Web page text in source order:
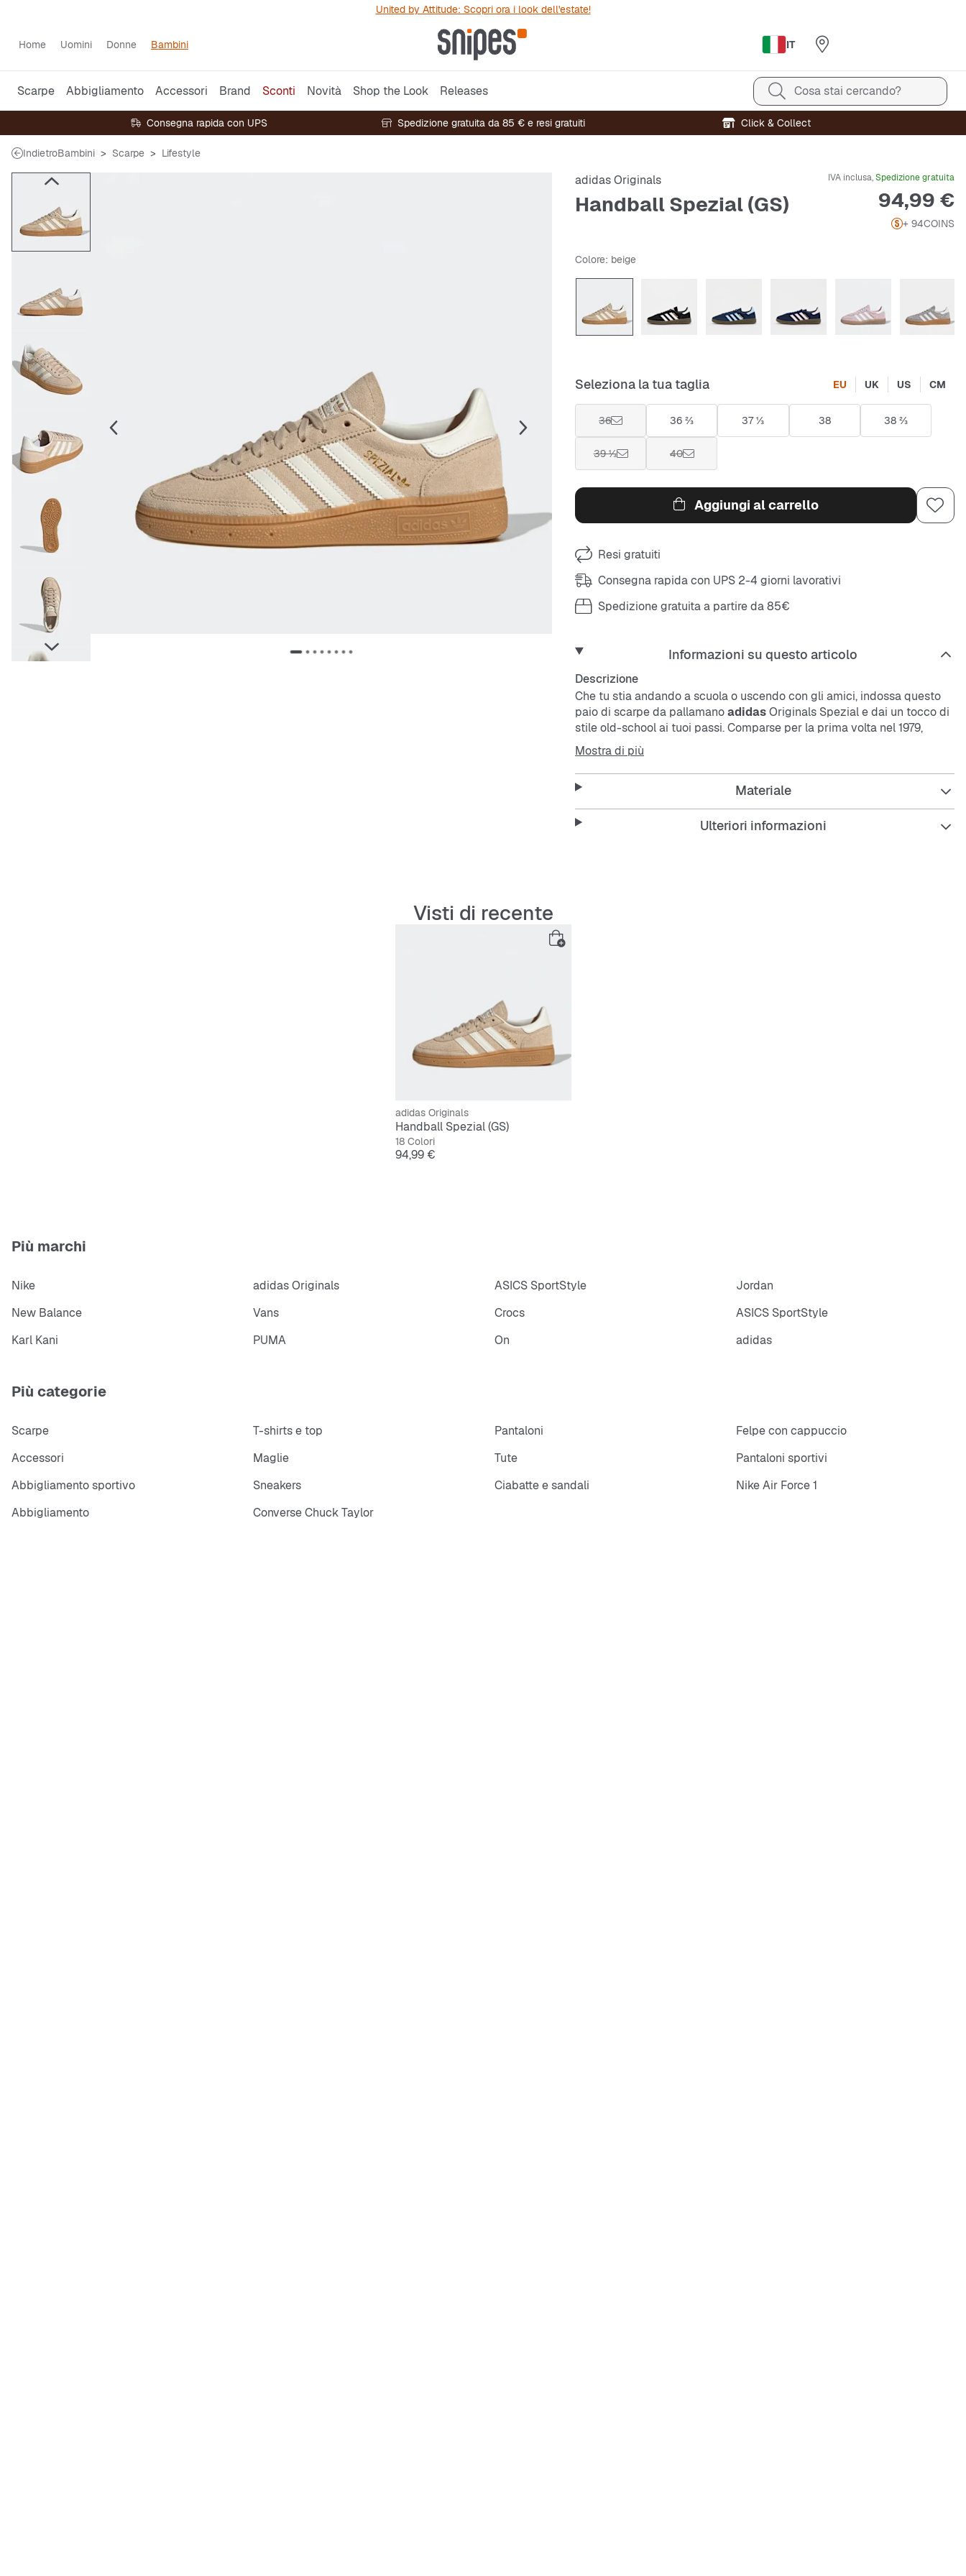
United by Attitude: Scopri ora i look dell'estate!
Home Uomini Donne Bambini IT
Scarpe Abbigliamento Accessori Brand Sconti Novità Shop the Look Releases Cosa stai cercando?
Consegna rapida con UPS Spedizione gratuita da 85 € e resi gratuiti Click & Collect
IndietroBambini Scarpe Lifestyle
adidas Originals
Handball Spezial (GS)
IVA inclusa,Spedizione gratuita
Prezzo
94,99 €
+ 94COINS
Colore: beige
Seleziona la tua taglia EU UK US CM
36 36 ⅔ 37 ⅓ 38 38 ⅔
39 ⅓ 40
Aggiungi al carrello
Resi gratuiti
Consegna rapida con UPS 2-4 giorni lavorativi
Spedizione gratuita a partire da 85€
Informazioni su questo articolo
Descrizione
Che tu stia andando a scuola o uscendo con gli amici, indossa questo
paio di scarpe da pallamanoadidasOriginals Spezial e dai un tocco di
stile old-school ai tuoi passi. Comparse per la prima volta nel 1979,
queste scarpe in versione junior fondono l'autentico stile degli anni '70
con la praticità contemporanea. La tomaia in suede dalle tonalità vivaci
dona a queste scarpe un look energico, mentre la suola in gomma
preformata offre un ottimo grip per permetterti di andare con sicurezza
ovunque ti porti la giornata.
Mostra di più
Materiale
Ulteriori informazioni
Visti di recente
adidas Originals
Handball Spezial (GS)
18 Colori
Prezzo
94,99 €
Più marchi
Nike adidas Originals ASICS SportStyle
Jordan
New Balance
Vans Crocs
ASICS SportStyle
Karl Kani
PUMA On adidas
Più categorie
Scarpe T-shirts e top Pantaloni
Felpe con cappuccio
Accessori
Maglie Tute
Pantaloni sportivi
Abbigliamento sportivo
Sneakers Ciabatte e sandali
Nike Air Force 1
Abbigliamento
Converse Chuck Taylor